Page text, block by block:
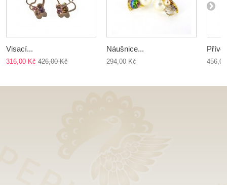
Visací...
316,00 Kč 426,00 Kč
Náušnice...
294,00 Kč